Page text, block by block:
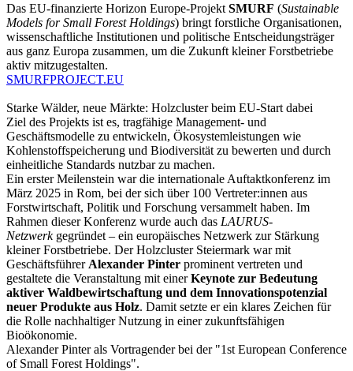
Das EU-finanzierte Horizon Europe-Projekt SMURF (Sustainable
Models for Small Forest Holdings) bringt forstliche Organisationen,
wissenschaftliche Institutionen und politische Entscheidungsträger
aus ganz Europa zusammen, um die Zukunft kleiner Forstbetriebe
aktiv mitzugestalten.
SMURFPROJECT.EU
Starke Wälder, neue Märkte: Holzcluster beim EU-Start dabei
Ziel des Projekts ist es, tragfähige Management- und
Geschäftsmodelle zu entwickeln, Ökosystemleistungen wie
Kohlenstoffspeicherung und Biodiversität zu bewerten und durch
einheitliche Standards nutzbar zu machen.
Ein erster Meilenstein war die internationale Auftaktkonferenz im
März 2025 in Rom, bei der sich über 100 Vertreter:innen aus
Forstwirtschaft, Politik und Forschung versammelt haben. Im
Rahmen dieser Konferenz wurde auch das LAURUS-
Netzwerkgegründet – ein europäisches Netzwerk zur Stärkung
kleiner Forstbetriebe. Der Holzcluster Steiermark war mit
Geschäftsführer Alexander Pinter prominent vertreten und
gestaltete die Veranstaltung mit einerKeynote zur Bedeutung
aktiver Waldbewirtschaftung und dem Innovationspotenzial
neuer Produkte aus Holz. Damit setzte er ein klares Zeichen für
die Rolle nachhaltiger Nutzung in einer zukunftsfähigen
Bioökonomie.
Alexander Pinter als Vortragender bei der "1st European Conference
of Small Forest Holdings".